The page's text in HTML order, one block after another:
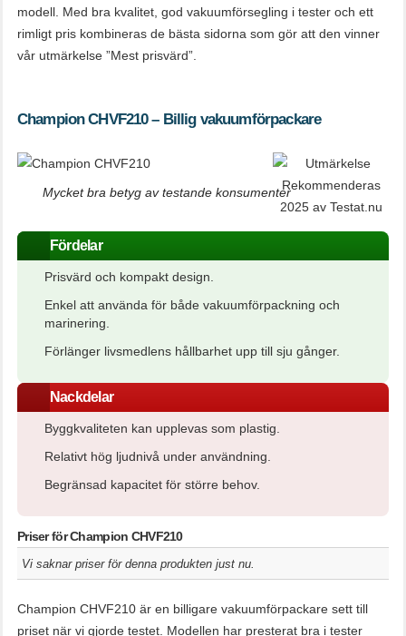
modell. Med bra kvalitet, god vakuumförsegling i tester och ett
rimligt pris kombineras de bästa sidorna som gör att den vinner
vår utmärkelse ”Mest prisvärd”.
Champion CHVF210 – Billig vakuumförpackare
Mycket bra betyg av testande konsumenter
Fördelar
Prisvärd och kompakt design.
Enkel att använda för både vakuumförpackning och
marinering.
Förlänger livsmedlens hållbarhet upp till sju gånger.
Nackdelar
Byggkvaliteten kan upplevas som plastig.
Relativt hög ljudnivå under användning.
Begränsad kapacitet för större behov.
Priser för Champion CHVF210
Vi saknar priser för denna produkten just nu.
Champion CHVF210 är en billigare vakuumförpackare sett till
priset när vi gjorde testet. Modellen har presterat bra i tester